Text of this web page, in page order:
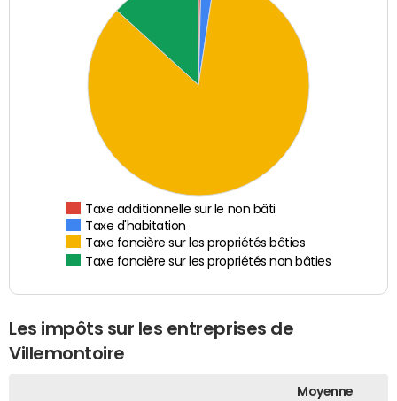
Taxe additionnelle sur le non bâti
Taxe d'habitation
Taxe foncière sur les propriétés bâties
Taxe foncière sur les propriétés non bâties
Les impôts sur les entreprises de
Villemontoire
Moyenne